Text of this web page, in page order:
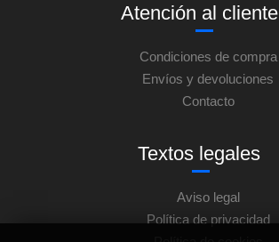
Atención al cliente
Condiciones de compra
Envíos y devoluciones
Contacto
Textos legales
Aviso legal
Política de privacidad